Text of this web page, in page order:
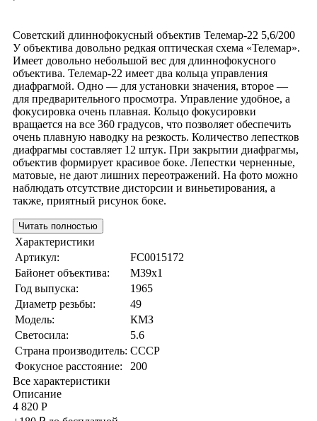
Советский длиннофокусный объектив Телемар-22 5,6/200
У объектива довольно редкая оптическая схема «Телемар».
Имеет довольно небольшой вес для длиннофокусного
объектива. Телемар-22 имеет два кольца управления
диафрагмой. Одно — для установки значения, второе —
для предварительного просмотра. Управление удобное, а
фокусировка очень плавная. Кольцо фокусировки
вращается на все 360 градусов, что позволяет обеспечить
очень плавную наводку на резкость. Количество лепестков
диафрагмы составляет 12 штук. При закрытии диафрагмы,
объектив формирует красивое боке. Лепестки черненные,
матовые, не дают лишних переотражений. На фото можно
наблюдать отсутствие дисторсии и виньетирования, а
также, приятный рисунок боке.
Читать полностью
Характеристики
Артикул:
FC0015172
Байонет объектива:
M39x1
Год выпуска:
1965
Диаметр резьбы:
49
Модель:
КМЗ
Светосила:
5.6
Страна производитель: СССР
Фокусное расстояние:
200
Все характеристики
Описание
4 820 Р